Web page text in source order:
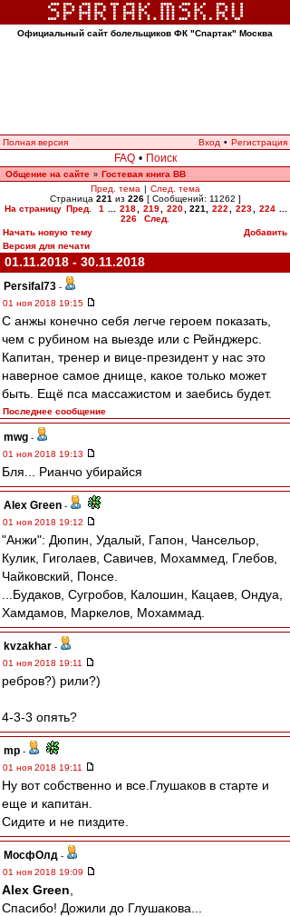
Официальный сайт болельщиков ФК "Спартак" Москва
Полная версия Вход • Регистрация
FAQ • Поиск
Общение на сайте » Гостевая книга ВВ
Пред. тема | След. тема
Страница 221 из 226[ Сообщений: 11262 ]
На страницу Пред. 1 218 219 220 221 222 223 224
226
След.
Начать новую тему
Добавить
Версия для печати
01.11.2018 - 30.11.2018
Persifal73 -
01 ноя 2018 19:15
С анжы конечно себя легче героем показать,
чем с рубином на выезде или с Рейнджерс.
Капитан, тренер и вице-президент у нас это
наверное самое днище, какое только может
быть. Ещё пса массажистом и заебись будет.
Последнее сообщение
mwg -
01 ноя 2018 19:13
Бля... Рианчо убирайся
Alex Green -
01 ноя 2018 19:12
"Анжи": Дюпин, Удалый, Гапон, Чансельор,
Кулик, Гиголаев, Савичев, Мохаммед, Глебов,
Чайковский, Понсе.
...Будаков, Сугробов, Калошин, Кацаев, Ондуа,
Хамдамов, Маркелов, Мохаммад.
kvzakhar -
01 ноя 2018 19:11
ребров?) рили?)
4-3-3 опять?
mp -
01 ноя 2018 19:11
Ну вот собственно и все.Глушаков в старте и
еще и капитан.
Сидите и не пиздите.
МосфОлд -
01 ноя 2018 19:09
Alex Green
Спасибо! Дожили до Глушакова...